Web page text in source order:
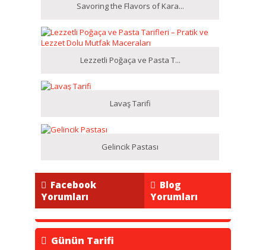
Savoring the Flavors of Kara...
Lezzetli Poğaça ve Pasta T...
Lavaş Tarifi
Gelincik Pastası
Facebook
Yorumları
Blog
Yorumları
Günün Tarifi